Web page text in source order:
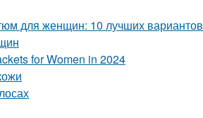
для женщин: 10 лучших вариантов
for Women in 2024